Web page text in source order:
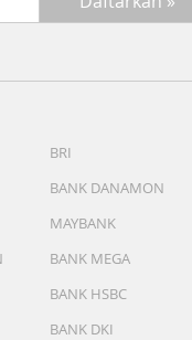
: 33 feet
BRI
BANK DANAMON
MAYBANK
BANK MEGA
BANK HSBC
BANK DKI